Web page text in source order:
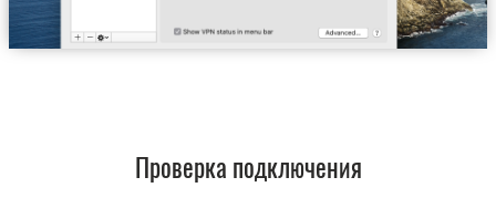
Проверка подключения